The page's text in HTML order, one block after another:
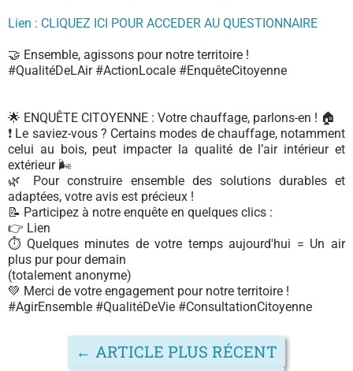
Lien : CLIQUEZ ICI POUR ACCEDER AU QUESTIONNAIRE
🤝 Ensemble, agissons pour notre territoire !
#QualitéDeLAir #ActionLocale #EnquêteCitoyenne
🌟 ENQUÊTE CITOYENNE : Votre chauffage, parlons-en ! 🏠
❗ Le saviez-vous ? Certains modes de chauffage, notamment
celui au bois, peut impacter la qualité de l’air intérieur et
extérieur 🌬️
🌿 Pour construire ensemble des solutions durables et
adaptées, votre avis est précieux !
📝 Participez à notre enquête en quelques clics :
👉 Lien
⏱️ Quelques minutes de votre temps aujourd'hui = Un air
plus pur pour demain
(totalement anonyme)
💚 Merci de votre engagement pour notre territoire !
#AgirEnsemble #QualitéDeVie #ConsultationCitoyenne
← ARTICLE PLUS RÉCENT